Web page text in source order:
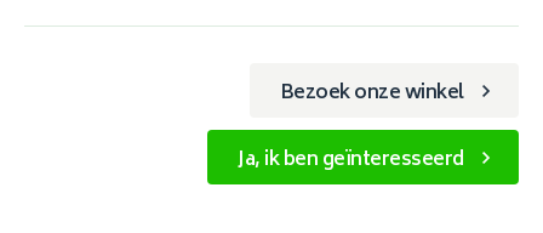
Bezoek onze winkel
Ja, ik ben geïnteresseerd